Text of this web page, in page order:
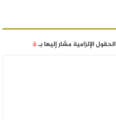
الحقول الإلزامية مشار إليها بـ*